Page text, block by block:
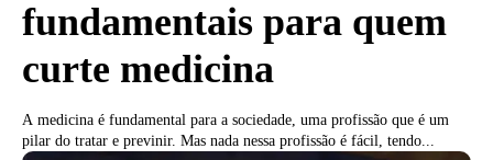
fundamentais para quem
curte medicina
A medicina é fundamental para a sociedade, uma profissão que é um
pilar do tratar e previnir. Mas nada nessa profissão é fácil, tendo...